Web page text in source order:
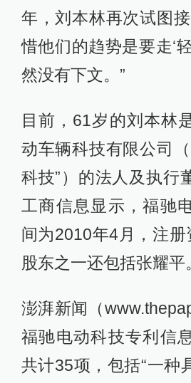
年，刘本林再次试图
惜他们的趋势是要走‘
然没有下文。”
目前，61岁的刘本林
动车辆科技有限公司
科技”）的法人及执行
工商信息显示，福驰
间为2010年4月，注册
股东之一还包括张耀平
澎湃新闻（
福驰电动科技专利信
共计35项，包括“一种